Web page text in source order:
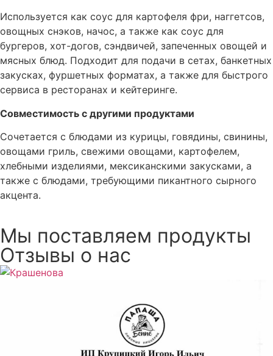
Используется как соус для картофеля фри, наггетсов,
овощных снэков, начос, а также как соус для
бургеров, хот-догов, сэндвичей, запеченных овощей и
мясных блюд. Подходит для подачи в сетах, банкетных
закусках, фуршетных форматах, а также для быстрого
сервиса в ресторанах и кейтеринге.
Совместимость с другими продуктами
Сочетается с блюдами из курицы, говядины, свинины,
овощами гриль, свежими овощами, картофелем,
хлебными изделиями, мексиканскими закусками, а
также с блюдами, требующими пикантного сырного
акцента.
Мы поставляем продукты
Отзывы о нас